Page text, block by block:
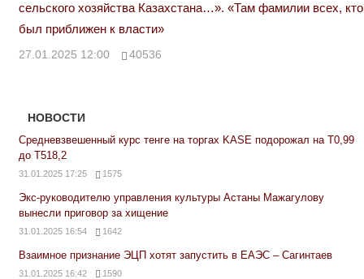
сельского хозяйства Казахстана…». «Там фамилии всех, кто
был приближен к власти»
27.01.2025 12:00 40536
НОВОСТИ
Средневзвешенный курс тенге на торгах KASE подорожал на Т0,99
до Т518,2
31.01.2025 17:25 1575
Экс-руководителю управления культуры Астаны Мажагулову
вынесли приговор за хищение
31.01.2025 16:54 1642
Взаимное признание ЭЦП хотят запустить в ЕАЭС – Сагинтаев
31.01.2025 16:42 1590